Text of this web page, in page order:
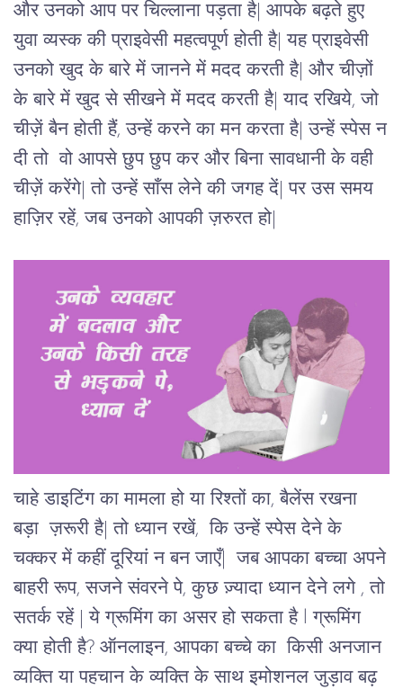
और उनको आप पर चिल्लाना पड़ता है| आपके बढ़ते हुए
युवा व्यस्क की प्राइवेसी महत्वपूर्ण होती है| यह प्राइवेसी
उनको खुद के बारे में जानने में मदद करती है| और चीज़ों
के बारे में खुद से सीखने में मदद करती है| याद रखिये, जो
चीज़ें बैन होती हैं, उन्हें करने का मन करता है| उन्हें स्पेस न
दी तो वो आपसे छुप छुप कर और बिना सावधानी के वही
चीज़ें करेंगे| तो उन्हें साँस लेने की जगह दें| पर उस समय
हाज़िर रहें, जब उनको आपकी ज़रुरत हो|
चाहे डाइटिंग का मामला हो या रिश्तों का, बैलेंस रखना
बड़ा ज़रूरी है| तो ध्यान रखें, कि उन्हें स्पेस देने के
चक्कर में कहीं दूरियां न बन जाएँ|
जब आपका बच्चा अपने
बाहरी रूप, सजने संवरने पे, कुछ ज़्यादा ध्यान देने लगे , तो
सतर्क रहें | ये ग्रूमिंग का असर हो सकता है l ग्रूमिंग
क्या होती है? ऑनलाइन, आपका बच्चे का किसी अनजान
व्यक्ति या पहचान के व्यक्ति के साथ इमोशनल जुड़ाव बढ़